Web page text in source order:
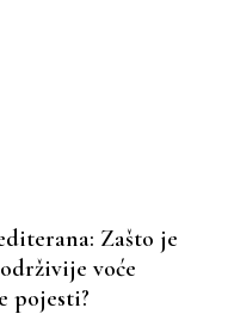
Zašto je
voće
pojesti?